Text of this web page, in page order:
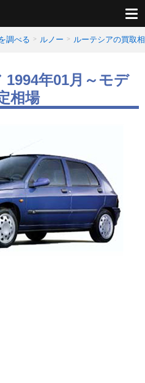
調べる ルノー ルーテシアの買取
年01月～モデ
相場